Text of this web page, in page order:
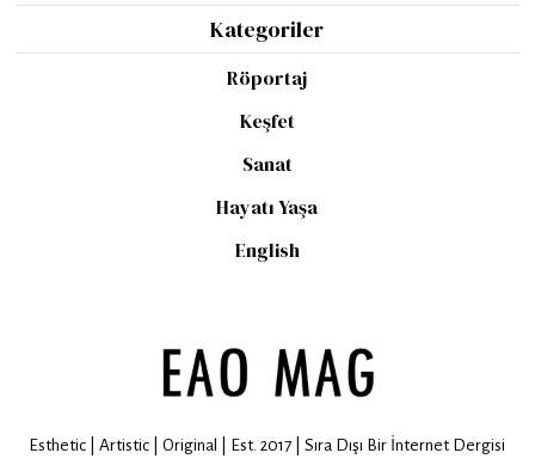
Kategoriler
Röportaj
Keşfet
Sanat
Hayatı Yaşa
English
Esthetic | Artistic | Original | Est. 2017 | Sıra Dışı Bir İnternet Dergisi